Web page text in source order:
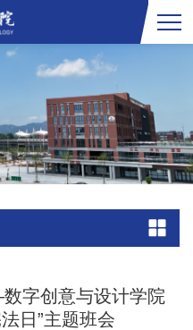
字创意与设计学院
日”主题班会